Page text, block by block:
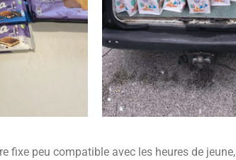
fixe peu compatible avec les heures de